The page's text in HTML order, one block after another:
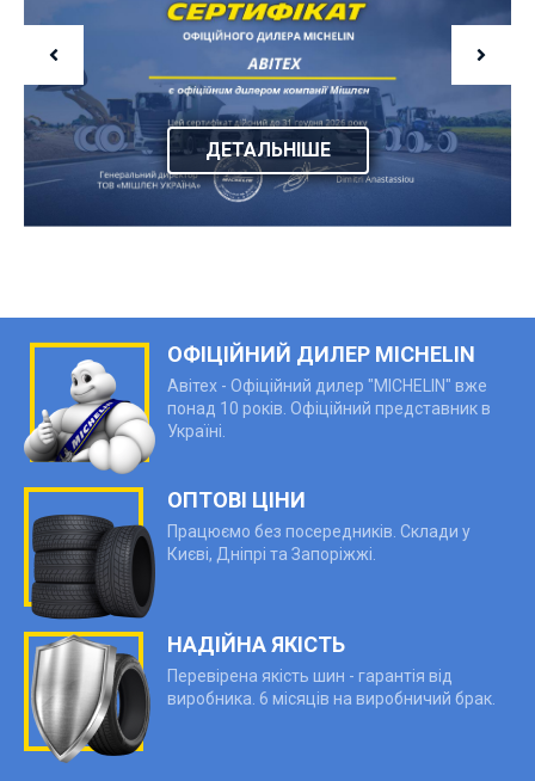
ДЕТАЛЬНІШЕ
ОФІЦІЙНИЙ ДИЛЕР MICHELIN
Авітех - Офіційний дилер "MICHELIN" вже
понад 10 років. Офіційний представник в
Україні.
ОПТОВІ ЦІНИ
Працюємо без посередників. Склади у
Києві, Дніпрі та Запоріжжі.
НАДІЙНА ЯКІСТЬ
Перевірена якість шин - гарантія від
виробника. 6 місяців на виробничий брак.